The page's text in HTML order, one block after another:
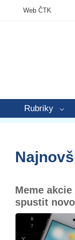
Rubriky
Web ČTK
Meme
spustit